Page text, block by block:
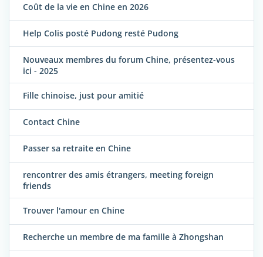
Coût de la vie en Chine en 2026
Help Colis posté Pudong resté Pudong
Nouveaux membres du forum Chine, présentez-vous
ici - 2025
Fille chinoise, just pour amitié
Contact Chine
Passer sa retraite en Chine
rencontrer des amis étrangers, meeting foreign
friends
Trouver l'amour en Chine
Recherche un membre de ma famille à Zhongshan